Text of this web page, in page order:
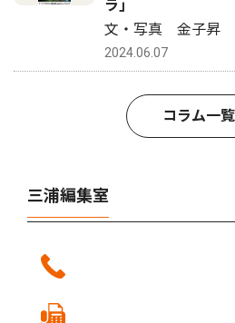
ラ｣
文・写真 金子昇
2024.06.07
コラム一覧
三浦編集室